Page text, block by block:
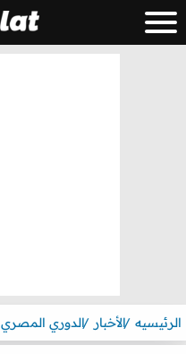
الرئيسيه الأخبار الدوري المصري